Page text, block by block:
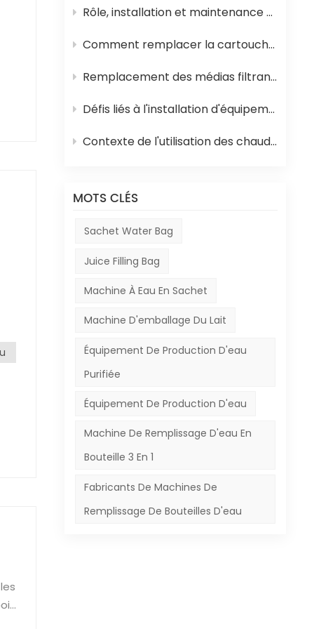
Rôle, installation et maintenance des équipements de stérilisation UHT pour jus
Comment remplacer la cartouche filtrante en polypropylène et la membrane d'osmose inverse d'un système d'osmose inverse
Remplacement des médias filtrants dans les équipements de traitement de l'eau
Défis liés à l'installation d'équipements en Afrique
Contexte de l'utilisation des chaudières à mazout en Afrique et de leur rôle dans la production de boissons
MOTS CLÉS
Sachet Water Bag
Juice Filling Bag
Machine À Eau En Sachet
Machine D'emballage Du Lait
Équipement De Production D'eau
Purifiée
Équipement De Production D'eau
Machine De Remplissage D'eau En
Bouteille 3 En 1
Fabricants De Machines De
Remplissage De Bouteilles D'eau